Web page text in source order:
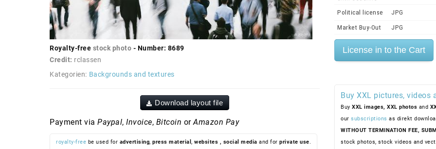
Royalty-free stock photo - Number: 8689
Credit: rclassen
Kategorien: Backgrounds and textures
Download layout file
Payment via Paypal, Invoice, Bitcoin or Amazon Pay
royalty-free be used for advertising, press material , websites , social media and for private use.
Political license JPG
Market Buy-Out JPG
Buy XXL pictures,
Buy XXL images, XXL photos and
our subscriptions as direkt
WITHOUT TERMINATION FEE,
stock photos, stock videos and